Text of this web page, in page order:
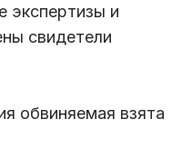
экспертизы и
свидетели
обвиняемая взята